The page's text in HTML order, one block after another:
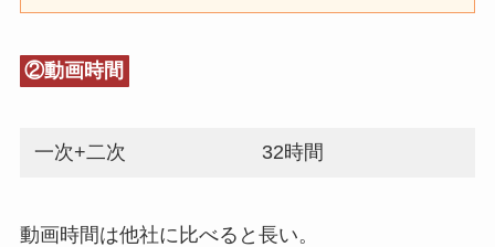
②動画時間
一次+二次 32時間
動画時間は他社に比べると長い。